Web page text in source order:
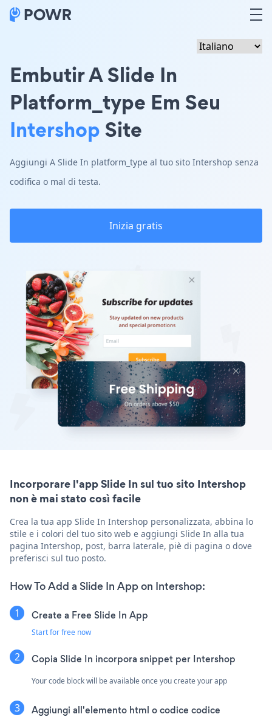
Embutir A Slide In
Platform_type Em Seu
IntershopSite
Aggiungi A Slide In platform_type al tuo sito Intershop senza
codifica o mal di testa.
Inizia gratis
Incorporare l'app Slide In sul tuo sito Intershop
non è mai stato così facile
Crea la tua app Slide In Intershop personalizzata, abbina lo
stile e i colori del tuo sito web e aggiungi Slide In alla tua
pagina Intershop, post, barra laterale, piè di pagina o dove
preferisci sul tuo posto.
How To Add a Slide In App on Intershop:
Create a Free Slide In App
Start for free now
Copia Slide In incorpora snippet per Intershop
Your code block will be available once you create your app
Aggiungi all'elemento html o codice codice